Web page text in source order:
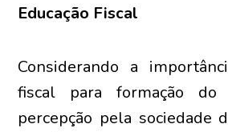
Educação Fiscal
Considerando a
fiscal para formação
percepção pela sociedade